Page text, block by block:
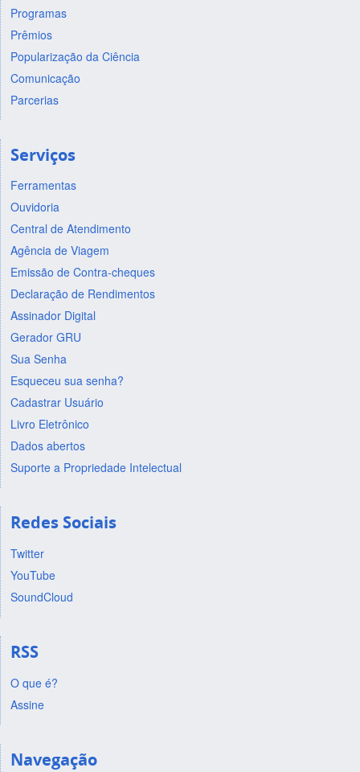
Programas
Prêmios
Popularização da Ciência
Comunicação
Parcerias
Serviços
Ferramentas
Ouvidoria
Central de Atendimento
Agência de Viagem
Emissão de Contra-cheques
Declaração de Rendimentos
Assinador Digital
Gerador GRU
Sua Senha
Esqueceu sua senha?
Cadastrar Usuário
Livro Eletrônico
Dados abertos
Suporte a Propriedade Intelectual
Redes Sociais
Twitter
YouTube
SoundCloud
RSS
O que é?
Assine
Navegação